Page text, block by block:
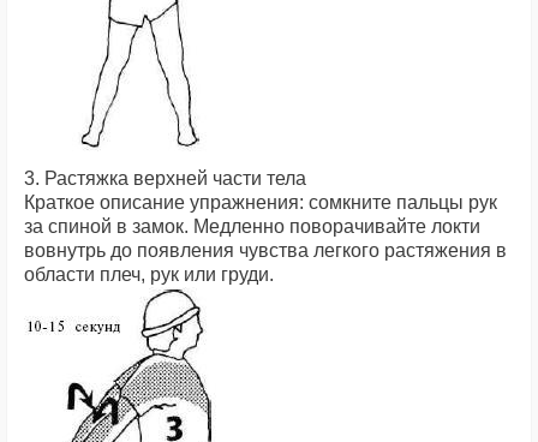
3. Растяжка верхней части тела
Краткое описание упражнения: сомкните пальцы рук
за спиной в замок. Медленно поворачивайте локти
вовнутрь до появления чувства легкого растяжения в
области плеч, рук или груди.